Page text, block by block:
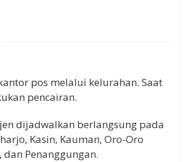
pos melalui kelurahan. Saat
pencairan.
dijadwalkan berlangsung pada
Kasin, Kauman, Oro-Oro
dan Penanggungan.